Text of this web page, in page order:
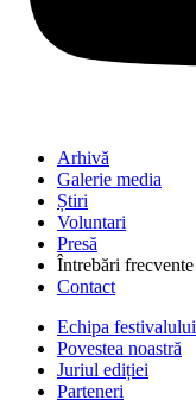
Arhivă
Galerie media
Știri
Voluntari
Presă
Întrebări frecvente
Contact
Echipa festivalului
Povestea noastră
Juriul ediției
Parteneri